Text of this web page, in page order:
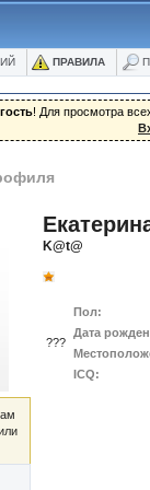
ПРАВИЛА
гость! Для просмотра
K@t@
???
Пол:
Дата
ICQ: